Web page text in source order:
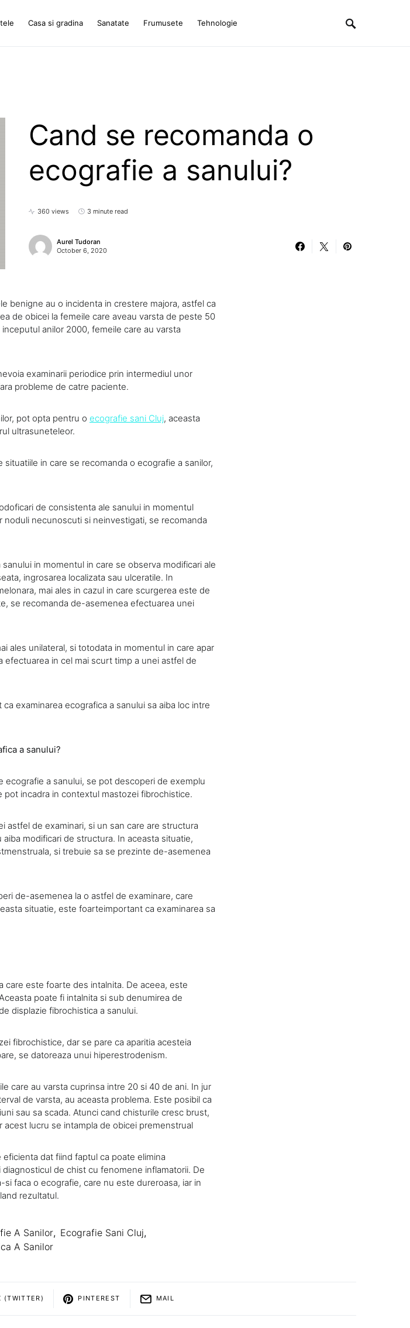
Casa si gradina Sanatate Frumusete Tehnologie
Cand se recomanda o
ecografie a sanului?
360 views 3 minute read
Aurel Tudoran
October 6, 2020
benigne au o incidenta in crestere majora, astfel ca
de obicei la femeile care aveau varsta de peste 50
anilor 2000, femeile care au varsta
examinarii periodice prin intermediul unor
probleme de catre paciente.
pot opta pentru o ecografie sani Cluj, aceasta
ultrasuneteleor.
in care se recomanda o ecografie a sanilor,
de consistenta ale sanului in momentul
necunoscuti si neinvestigati, se recomanda
in momentul in care se observa modificari ale
ingrosarea localizata sau ulceratile. In
mai ales in cazul in care scurgerea este de
se recomanda de-asemenea efectuarea unei
ales unilateral, si totodata in momentul in care apar
in cel mai scurt timp a unei astfel de
examinarea ecografica a sanului sa aiba loc intre
a sanului?
a sanului, se pot descoperi de exemplu
incadra in contextul mastozei fibrochistice.
astfel de examinari, si un san care are structura
modificari de structura. In aceasta situatie,
si trebuie sa se prezinte de-asemenea
de-asemenea la o astfel de examinare, care
situatie, este foarteimportant ca examinarea sa
este foarte des intalnita. De aceea, este
poate fi intalnita si sub denumirea de
displazie fibrochistica a sanului.
fibrochistice, dar se pare ca aparitia acesteia
se datoreaza unui hiperestrodenism.
care au varsta cuprinsa intre 20 si 40 de ani. In jur
de varsta, au aceasta problema. Este posibil ca
sau sa scada. Atunci cand chisturile cresc brust,
lucru se intampla de obicei premenstrual
dat fiind faptul ca poate elimina
de chist cu fenomene inflamatorii. De
faca o ecografie, care nu este dureroasa, iar in
rezultatul.
A Sanilor, Ecografie Sani Cluj,
A Sanilor
(TWITTER) PINTEREST MAIL